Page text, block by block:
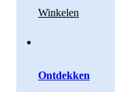
Winkelen
Ontdekken